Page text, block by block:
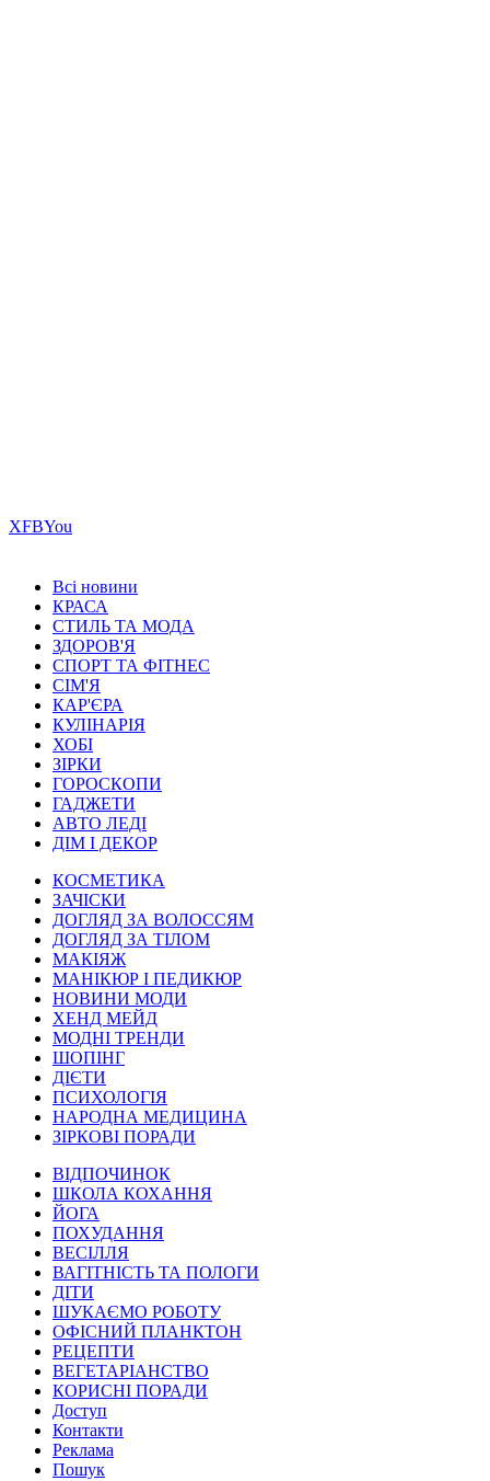
ХFBYou
Всі новини
КРАСА
СТИЛЬ ТА МОДА
ЗДОРОВ'Я
СПОРТ ТА ФІТНЕС
СІМ'Я
КАР'ЄРА
КУЛІНАРІЯ
ХОБІ
ЗІРКИ
ГОРОСКОПИ
ГАДЖЕТИ
АВТО ЛЕДІ
ДІМ І ДЕКОР
КОСМЕТИКА
ЗАЧІСКИ
ДОГЛЯД ЗА ВОЛОССЯМ
ДОГЛЯД ЗА ТІЛОМ
МАКІЯЖ
МАНІКЮР І ПЕДИКЮР
НОВИНИ МОДИ
ХЕНД МЕЙД
МОДНІ ТРЕНДИ
ШОПІНГ
ДІЄТИ
ПСИХОЛОГІЯ
НАРОДНА МЕДИЦИНА
ЗІРКОВІ ПОРАДИ
ВІДПОЧИНОК
ШКОЛА КОХАННЯ
ЙОГА
ПОХУДАННЯ
ВЕСІЛЛЯ
ВАГІТНІСТЬ ТА ПОЛОГИ
ДІТИ
ШУКАЄМО РОБОТУ
ОФІСНИЙ ПЛАНКТОН
РЕЦЕПТИ
ВЕГЕТАРІАНСТВО
КОРИСНІ ПОРАДИ
Доступ
Контакти
Реклама
Пошук